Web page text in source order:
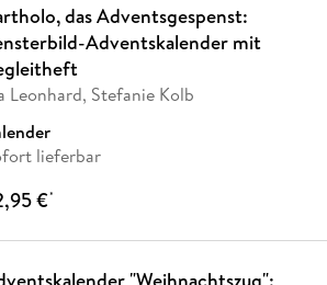
das Adventsgespenst:
Adventskalender mit
Leonhard, Stefanie Kolb
lieferbar
€*